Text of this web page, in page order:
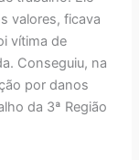
valores, ficava
vítima de
Conseguiu, na
por danos
da 3ª Região